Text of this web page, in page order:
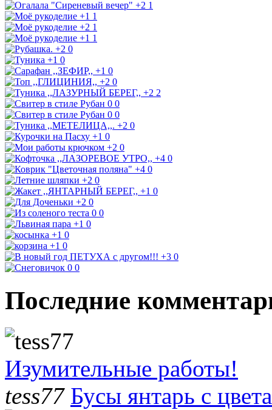
+2 1
+1 1
+2 1
+1 1
+2 0
+1 0
+1 0
+2 0
+2 2
0 0
0 0
+2 0
+1 0
+2 0
+4 0
+4 0
+2 0
+1 0
+2 0
0 0
+1 0
+1 0
+1 0
+3 0
0 0
Последние
Изумительные работы!
tess77 Бусы янтарь с